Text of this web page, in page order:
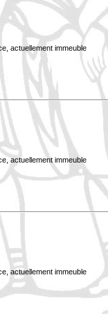
actuellement immeuble
actuellement immeuble
actuellement immeuble